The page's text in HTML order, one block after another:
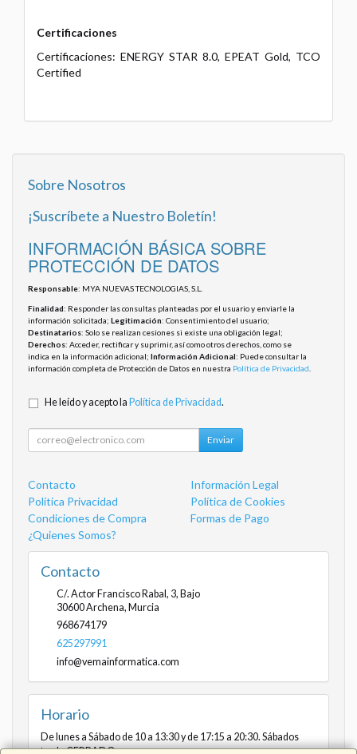
Certificaciones
Certificaciones: ENERGY STAR 8.0, EPEAT Gold, TCO
Certified
Sobre Nosotros
¡Suscríbete a Nuestro Boletín!
INFORMACIÓN BÁSICA SOBRE
PROTECCIÓN DE DATOS
Responsable: MYA NUEVAS TECNOLOGIAS, S.L.
Finalidad: Responder las consultas planteadas por el usuario y enviarle la
información solicitada; Legitimación: Consentimiento del usuario;
Destinatarios: Solo se realizan cesiones si existe una obligación legal;
Derechos: Acceder, rectificar y suprimir, así como otros derechos, como se
indica en la información adicional; Información Adicional: Puede consultar la
información completa de Protección de Datos en nuestra Política de Privacidad
He leído y acepto la Política de Privacidad.
Enviar
Contacto
Información Legal
Política Privacidad
Política de Cookies
Condiciones de Compra
Formas de Pago
¿Quienes Somos?
Contacto
C/. Actor Francisco Rabal, 3, Bajo
30600Archena, Murcia
968674179
625297991
info@vemainformatica.com
Horario
De lunes a Sábado de 10 a 13:30 y de 17:15 a 20:30. Sábados
tarde CERRADO